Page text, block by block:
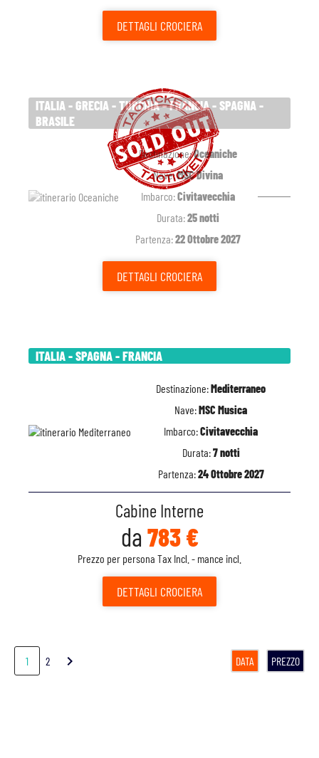
DETTAGLI CROCIERA
ITALIA - GRECIA - TURCHIA - FRANCIA - SPAGNA -
BRASILE
Destinazione:Oceaniche
Nave:MSC Divina
Imbarco:Civitavecchia
Durata:25 notti
Partenza:22 Ottobre 2027
DETTAGLI CROCIERA
ITALIA - SPAGNA - FRANCIA
Destinazione:Mediterraneo
Nave:MSC Musica
Imbarco:Civitavecchia
Durata:7 notti
Partenza:24 Ottobre 2027
Cabine Interne
da 783 €
Prezzo per persona Tax Incl. - mance incl.
DETTAGLI CROCIERA
1 2 chevron_right DATA PREZZO